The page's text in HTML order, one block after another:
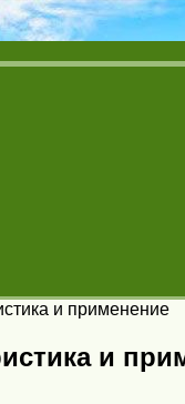
и применение
и